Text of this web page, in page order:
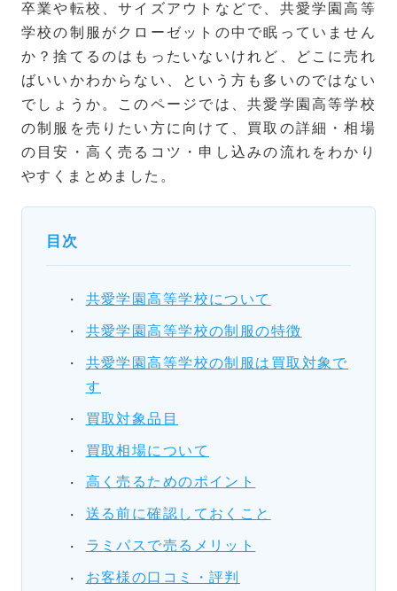
卒業や転校、サイズアウトなどで、共愛学園高等
学校の制服がクローゼットの中で眠っていません
か？捨てるのはもったいないけれど、どこに売れ
ばいいかわからない、という方も多いのではない
でしょうか。このページでは、共愛学園高等学校
の制服を売りたい方に向けて、買取の詳細・相場
の目安・高く売るコツ・申し込みの流れをわかり
やすくまとめました。
目次
共愛学園高等学校について
共愛学園高等学校の制服の特徴
共愛学園高等学校の制服は買取対象で
す
買取対象品目
買取相場について
高く売るためのポイント
送る前に確認しておくこと
ラミパスで売るメリット
お客様の口コミ・評判